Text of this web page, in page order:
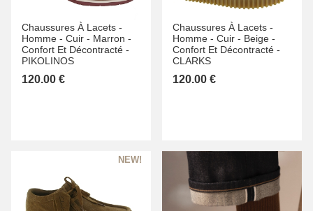
Chaussures À Lacets -
Homme - Cuir - Marron -
Confort Et Décontracté -
PIKOLINOS
120.00 €
Chaussures À Lacets -
Homme - Cuir - Beige -
Confort Et Décontracté -
CLARKS
120.00 €